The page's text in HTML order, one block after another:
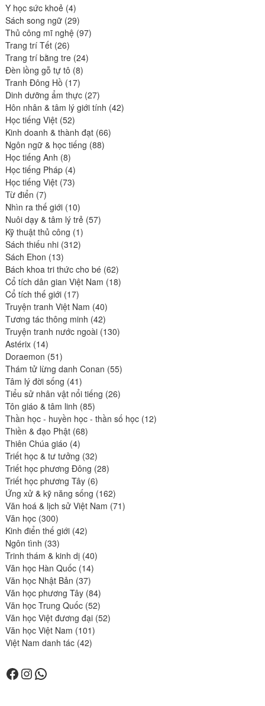
Y học sức khoẻ 44
produits
Sách song ngữ 2929
produits
Thủ công mĩ nghệ 9797
Trang trí Tết 2626
produits
Trang trí bằng tre 2424
Đèn lồng gỗ tự tô 88
produits
Tranh Đông Hồ 1717
produits
Dinh dưỡng ẩm thực 2727
produits
Hôn nhân & tâm lý giới tính 4242
Học tiếng Việt 5252
produits
Kinh doanh & thành đạt 6666
Ngôn ngữ & học tiếng 8888
Học tiếng Anh 88
produits
Học tiếng Pháp 44
produits
Học tiếng Việt 7373
Từ điển 77
produits
Nhìn ra thế giới 1010
produits
Nuôi dạy & tâm lý trẻ 5757
Kỹ thuật thủ công 11
produit
Sách thiếu nhi 312312
Sách Ehon 1313
produits
Bách khoa tri thức cho bé 6262
produits
Cổ tích dân gian Việt Nam 1818
Cổ tích thế giới 1717
produits
Truyện tranh Việt Nam 4040
produits
Tương tác thông minh 4242
produits
Truyện tranh nước ngoài 130130
Astérix 1414
produits
Doraemon 5151
produits
Thám tử lừng danh Conan 5555
Tâm lý đời sống 4141
produits
Tiểu sử nhân vật nổi tiếng 2626
Tôn giáo & tâm linh 8585
produits
Thần học - huyền học - thần số học 1212
Thiền & đạo Phật 6868
Thiên Chúa giáo 44
produits
Triết học & tư tưởng 3232
produits
Triết học phương Đông 2828
Triết học phương Tây 66
produits
Ứng xử & kỹ năng sống 162162
produits
Văn hoá & lịch sử Việt Nam 7171
Văn học 300300
produits
Kinh điển thế giới 4242
Ngôn tình 3333
produits
Trinh thám & kinh dị 4040
Văn học Hàn Quốc 1414
produits
Văn học Nhật Bản 3737
produits
Văn học phương Tây 8484
produits
Văn học Trung Quốc 5252
produits
Văn học Việt đương đại 5252
Văn học Việt Nam 101101
produits
Việt Nam danh tác 4242
Facebook
Instagram
WhatsApp